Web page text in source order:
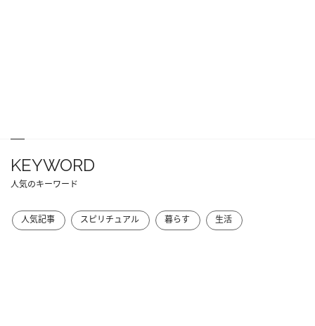
KEYWORD
人気のキーワード
人気記事 スピリチュアル 暮らす 生活